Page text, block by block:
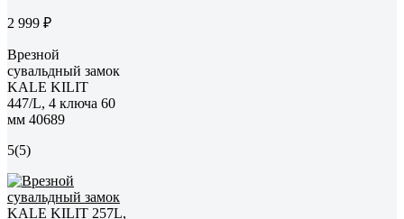
2 999 ₽
Врезной
сувальдный замок
KALE KILIT
447/L, 4 ключа 60
мм 40689
5(5)